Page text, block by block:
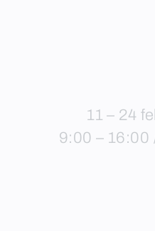
11 – 24
9:00 – 16:00